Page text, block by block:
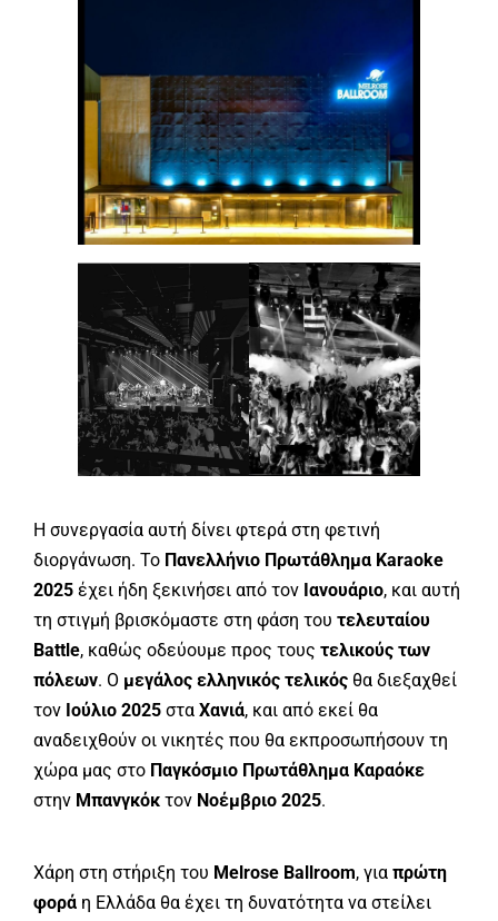
Η συνεργασία αυτή δίνει φτερά στη φετινή
διοργάνωση. Το Πανελλήνιο Πρωτάθλημα Karaoke
2025 έχει ήδη ξεκινήσει από τον Ιανουάριο, και αυτή
τη στιγμή βρισκόμαστε στη φάση του τελευταίου
Battle, καθώς οδεύουμε προς τους τελικούς των
πόλεων. Ο μεγάλος ελληνικός τελικός θα διεξαχθεί
τον Ιούλιο 2025 στα Χανιά, και από εκεί θα
αναδειχθούν οι νικητές που θα εκπροσωπήσουν τη
χώρα μας στο Παγκόσμιο Πρωτάθλημα Καραόκε
στην Μπανγκόκ τον Νοέμβριο 2025.
Χάρη στη στήριξη του Melrose Ballroom, για πρώτη
φορά η Ελλάδα θα έχει τη δυνατότητα να στείλει